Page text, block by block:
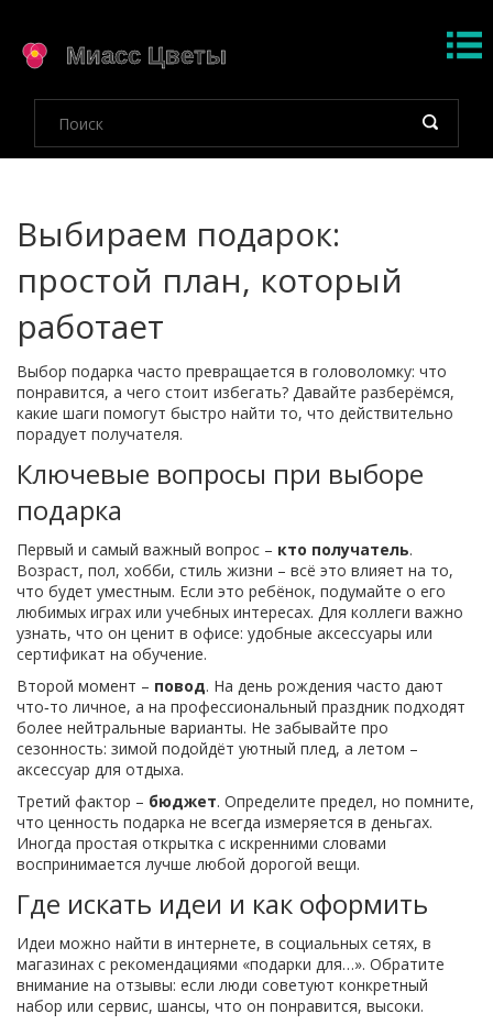
Выбираем подарок:
простой план, который
работает
Выбор подарка часто превращается в головоломку: что
понравится, а чего стоит избегать? Давайте разберёмся,
какие шаги помогут быстро найти то, что действительно
порадует получателя.
Ключевые вопросы при выборе
подарка
Первый и самый важный вопрос – кто получатель.
Возраст, пол, хобби, стиль жизни – всё это влияет на то,
что будет уместным. Если это ребёнок, подумайте о его
любимых играх или учебных интересах. Для коллеги важно
узнать, что он ценит в офисе: удобные аксессуары или
сертификат на обучение.
Второй момент – повод. На день рождения часто дают
что‑то личное, а на профессиональный праздник подходят
более нейтральные варианты. Не забывайте про
сезонность: зимой подойдёт уютный плед, а летом –
аксессуар для отдыха.
Третий фактор – бюджет. Определите предел, но помните,
что ценность подарка не всегда измеряется в деньгах.
Иногда простая открытка с искренними словами
воспринимается лучше любой дорогой вещи.
Где искать идеи и как оформить
Идеи можно найти в интернете, в социальных сетях, в
магазинах с рекомендациями «подарки для…». Обратите
внимание на отзывы: если люди советуют конкретный
набор или сервис, шансы, что он понравится, высоки.